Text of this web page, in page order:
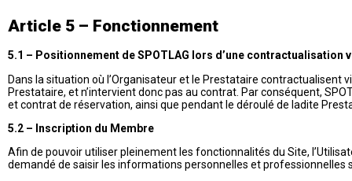
Article 5 – Fonctionnement
5.1 – Positionnement de SPOTLAG lors d’une contractualisation
Dans la situation où l’Organisateur et le Prestataire contractualisent
Prestataire, et n’intervient donc pas au contrat. Par conséquent,
et contrat de réservation, ainsi que pendant le déroulé de ladite
5.2 – Inscription du Membre
Afin de pouvoir utiliser pleinement les fonctionnalités du Site,
demandé de saisir les informations personnelles et professionnelles